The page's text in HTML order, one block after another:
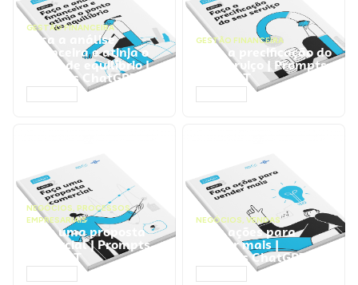
GESTÃO FINANCEIRA
Faça a análise
financeira e atinja o
ponto de equilíbrio |
Prompts ChatGPT
GESTÃO FINANCEIRA
Faça a precificação do
seu serviço | Prompts
ChatGPT
NEGÓCIOS, PROCESSOS
EMPRESARIAIS
Faça uma proposta
comercial | Prompts
ChatGPT
NEGÓCIOS, VENDAS
Faça ações para
vender mais |
Prompts ChatGPT